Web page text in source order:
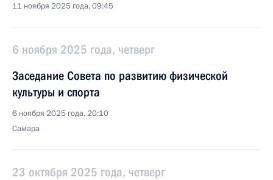
11 ноября 2025 года, 09:45
6 ноября 2025 года, четверг
Заседание Совета по развитию физической
культуры и спорта
6 ноября 2025 года, 20:10
Самара
23 октября 2025 года, четверг